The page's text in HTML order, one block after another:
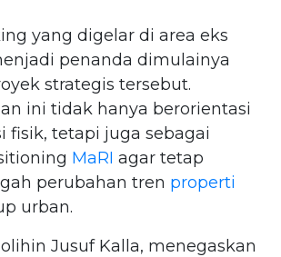
yang digelar di area eks
penanda dimulainya
strategis tersebut.
ini tidak hanya berorientasi
fisik, tetapi juga sebagai
MaRI agar tetap
perubahan tren properti
urban.
Jusuf Kalla, menegaskan